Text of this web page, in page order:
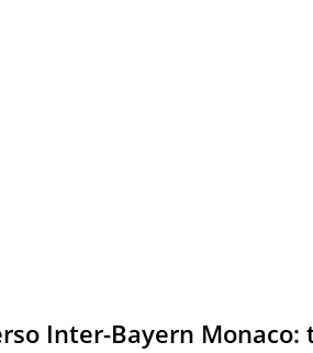
Inter-Bayern